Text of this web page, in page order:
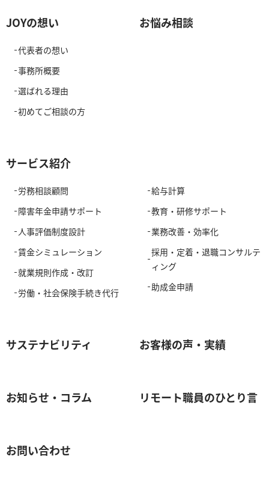
JOYの想い
代表者の想い
事務所概要
選ばれる理由
初めてご相談の方
お悩み相談
サービス紹介
労務相談顧問
障害年金申請サポート
人事評価制度設計
賃金シミュレーション
就業規則作成・改訂
労働・社会保険手続き代行
給与計算
教育・研修サポート
業務改善・効率化
採用・定着・退職コンサルテ
ィング
助成金申請
サステナビリティ お客様の声・実績
お知らせ・コラム リモート職員のひとり言
お問い合わせ